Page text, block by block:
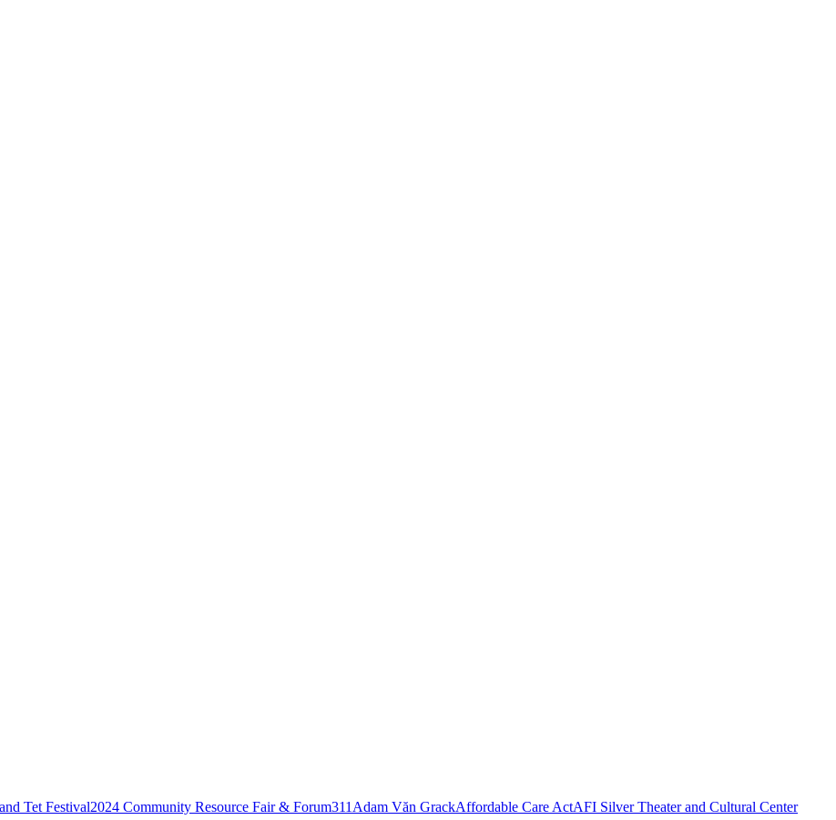
Tet Festival2024 Community Resource Fair & Forum311 Adam Văn GrackAffordable Care ActAFI Silver Theater and Cultural Center